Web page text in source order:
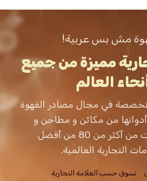
مش بس عربية!
مميزة من جميع
العالم
في مجال مصادر القهوة
من مكائن و مطاحن و
إكسسوارات من أكثر من 80 من أفضل
التجارية العالمية.
تسوق حسب العلامة التجارية